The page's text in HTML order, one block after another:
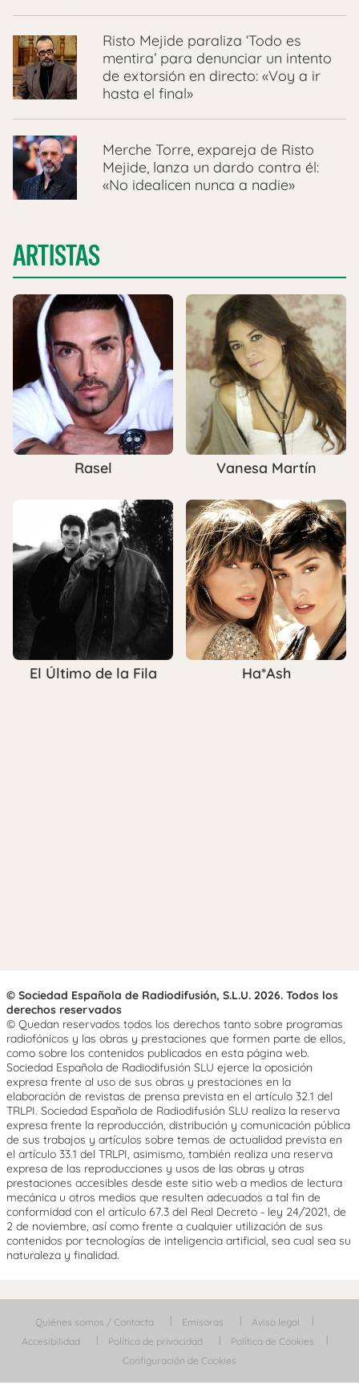
Risto Mejide paraliza ‘Todo es
mentira’ para denunciar un intento
de extorsión en directo: «Voy a ir
hasta el final»
Merche Torre, expareja de Risto
Mejide, lanza un dardo contra él:
«No idealicen nunca a nadie»
ARTISTAS
Rasel Vanesa Martín
El Último de la Fila Ha*Ash
© Sociedad Española de Radiodifusión, S.L.U. 2026. Todos los
derechos reservados
© Quedan reservados todos los derechos tanto sobre programas
radiofónicos y las obras y prestaciones que formen parte de ellos,
como sobre los contenidos publicados en esta página web.
Sociedad Española de Radiodifusión SLU ejerce la oposición
expresa frente al uso de sus obras y prestaciones en la
elaboración de revistas de prensa prevista en el artículo 32.1 del
TRLPI. Sociedad Española de Radiodifusión SLU realiza la reserva
expresa frente la reproducción, distribución y comunicación pública
de sus trabajos y artículos sobre temas de actualidad prevista en
el artículo 33.1 del TRLPI, asimismo, también realiza una reserva
expresa de las reproducciones y usos de las obras y otras
prestaciones accesibles desde este sitio web a medios de lectura
mecánica u otros medios que resulten adecuados a tal fin de
conformidad con el artículo 67.3 del Real Decreto - ley 24/2021, de
2 de noviembre, así como frente a cualquier utilización de sus
contenidos por tecnologías de inteligencia artificial, sea cual sea su
naturaleza y finalidad.
Quiénes somos / Contacta Emisoras
Aviso legal
Accesibilidad
Política de privacidad
Política de Cookies
Configuración de Cookies